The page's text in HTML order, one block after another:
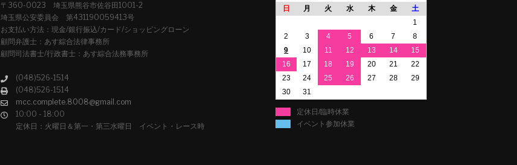
〒360-0023 埼玉県熊谷市佐谷田1001-2
埼玉県公安委員会 第431190059413号
お支払い方法：現金/銀行振込/カード/ショッピングローン
顧問弁護士：あす綜合法律事務所
顧問司法書士/行政書士：あす綜合法務事務所
(048)526-1514
(048)526-1514
mcc.complete.8008@gmail.com
10:00 - 18:00
定休日：火曜日＆第一・第三水曜日 イベント・レース時
日
月 火 水 木 金
土
1
2
3 4 5 6 7
8
9
10 11 12 13 14
15
16
17 18 19 20 21
22
23
24 25 26 27 28
29
30
31
定休日/臨時休業
イベント参加休業